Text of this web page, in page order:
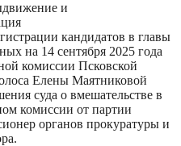
и
кандидатов в главы
на 14 сентября 2025 года
комиссии Псковской
Елены Маятниковой
суда о вмешательстве в
комиссии от партии
органов прокуратуры и